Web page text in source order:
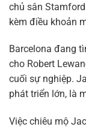
chủ sân
kèm điều khoản
Barcelona đang
cho Robert
cuối sự nghiệp.
phát triển lớn, là
Việc chiêu mộ